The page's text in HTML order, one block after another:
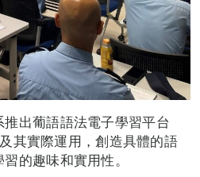
出葡語語法電子學習平台
其實際運用，創造具體的語
的趣味和實用性。